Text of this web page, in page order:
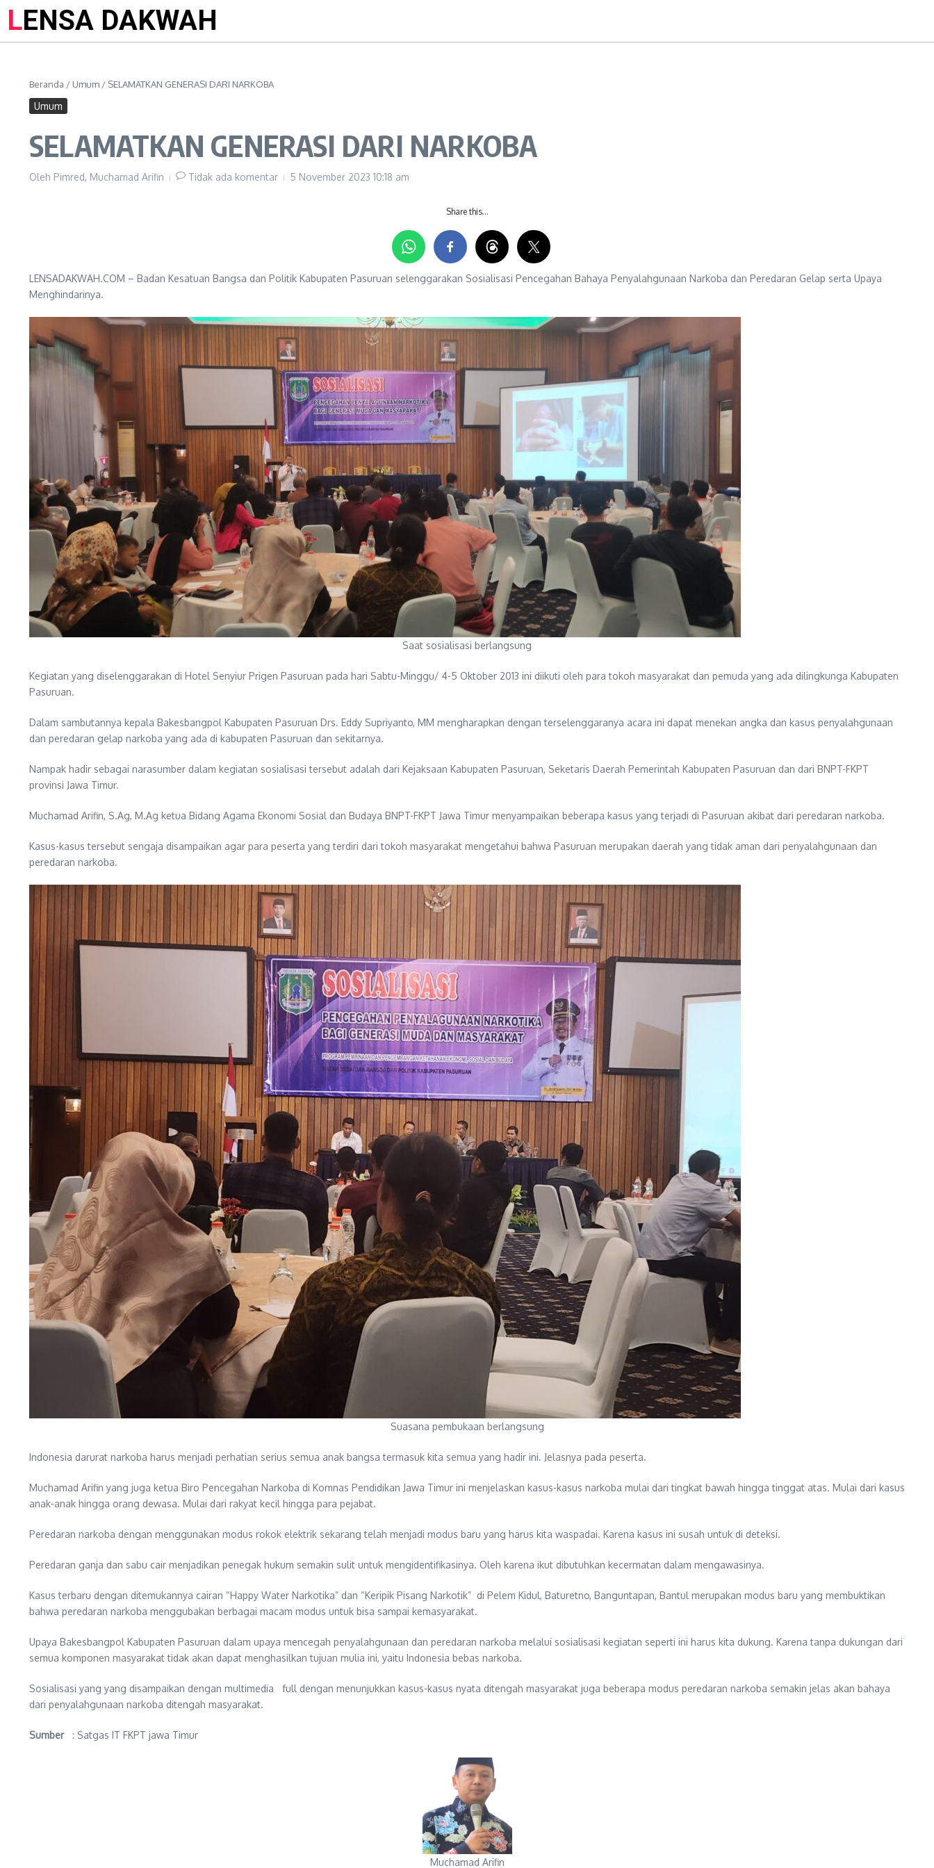
LENSA DAKWAH
Beranda / Umum / SELAMATKAN GENERASI DARI NARKOBA
Umum
SELAMATKAN GENERASI DARI NARKOBA
Oleh Pimred, Muchamad Arifin Tidak ada komentar 5 November 2023 10:18 am
Share this…
LENSADAKWAH.COM – Badan Kesatuan Bangsa dan Politik Kabupaten Pasuruan selenggarakan Sosialisasi Pencegahan Bahaya Penyalahgunaan Narkoba dan Peredaran Gelap serta Upaya
Menghindarinya.
Saat sosialisasi berlangsung
Kegiatan yang diselenggarakan di Hotel Senyiur Prigen Pasuruan pada hari Sabtu-Minggu/ 4-5 Oktober 2013 ini diikuti oleh para tokoh masyarakat dan pemuda yang ada dilingkunga Kabupaten
Pasuruan.
Dalam sambutannya kepala Bakesbangpol Kabupaten Pasuruan Drs. Eddy Supriyanto, MM mengharapkan dengan terselenggaranya acara ini dapat menekan angka dan kasus penyalahgunaan
dan peredaran gelap narkoba yang ada di kabupaten Pasuruan dan sekitarnya.
Nampak hadir sebagai narasumber dalam kegiatan sosialisasi tersebut adalah dari Kejaksaan Kabupaten Pasuruan, Seketaris Daerah Pemerintah Kabupaten Pasuruan dan dari BNPT-FKPT
provinsi Jawa Timur.
Muchamad Arifin, S.Ag, M.Ag ketua Bidang Agama Ekonomi Sosial dan Budaya BNPT-FKPT Jawa Timur menyampaikan beberapa kasus yang terjadi di Pasuruan akibat dari peredaran narkoba.
Kasus-kasus tersebut sengaja disampaikan agar para peserta yang terdiri dari tokoh masyarakat mengetahui bahwa Pasuruan merupakan daerah yang tidak aman dari penyalahgunaan dan
peredaran narkoba.
Suasana pembukaan berlangsung
Indonesia darurat narkoba harus menjadi perhatian serius semua anak bangsa termasuk kita semua yang hadir ini. Jelasnya pada peserta.
Muchamad Arifin yang juga ketua Biro Pencegahan Narkoba di Komnas Pendidikan Jawa Timur ini menjelaskan kasus-kasus narkoba mulai dari tingkat bawah hingga tinggat atas. Mulai dari kasus
anak-anak hingga orang dewasa. Mulai dari rakyat kecil hingga para pejabat.
Peredaran narkoba dengan menggunakan modus rokok elektrik sekarang telah menjadi modus baru yang harus kita waspadai. Karena kasus ini susah untuk di deteksi.
Peredaran ganja dan sabu cair menjadikan penegak hukum semakin sulit untuk mengidentifikasinya. Oleh karena ikut dibutuhkan kecermatan dalam mengawasinya.
Kasus terbaru dengan ditemukannya cairan “Happy Water Narkotika” dan “Keripik Pisang Narkotik” di Pelem Kidul, Baturetno, Banguntapan, Bantul merupakan modus baru yang membuktikan
bahwa peredaran narkoba menggubakan berbagai macam modus untuk bisa sampai kemasyarakat.
Upaya Bakesbangpol Kabupaten Pasuruan dalam upaya mencegah penyalahgunaan dan peredaran narkoba melalui sosialisasi kegiatan seperti ini harus kita dukung. Karena tanpa dukungan dari
semua komponen masyarakat tidak akan dapat menghasilkan tujuan mulia ini, yaitu Indonesia bebas narkoba.
Sosialisasi yang yang disampaikan dengan multimedia full dengan menunjukkan kasus-kasus nyata ditengah masyarakat juga beberapa modus peredaran narkoba semakin jelas akan bahaya
dari penyalahgunaan narkoba ditengah masyarakat.
Sumber: Satgas IT FKPT jawa Timur
Muchamad Arifin